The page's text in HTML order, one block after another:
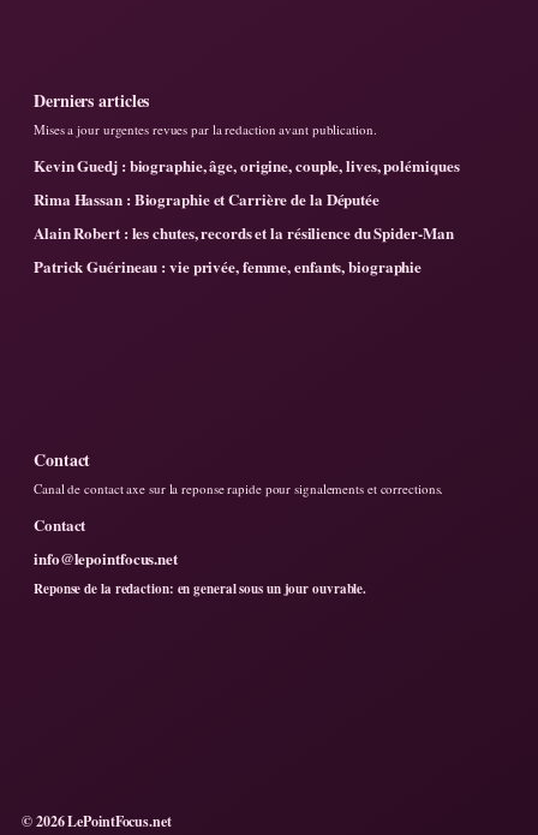
Derniers articles
Mises a jour urgentes revues par la redaction avant publication.
Kevin Guedj : biographie, âge, origine, couple, lives, polémiques
Rima Hassan : Biographie et Carrière de la Députée
Alain Robert : les chutes, records et la résilience du Spider-Man
Patrick Guérineau : vie privée, femme, enfants, biographie
Contact
Canal de contact axe sur la reponse rapide pour signalements et corrections.
Contact
info@lepointfocus.net
Reponse de la redaction: en general sous un jour ouvrable.
© 2026 LePointFocus.net